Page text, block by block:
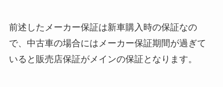
前述したメーカー保証は新車購入時の保証なの
で、中古車の場合にはメーカー保証期間が過ぎて
いると販売店保証がメインの保証となります。